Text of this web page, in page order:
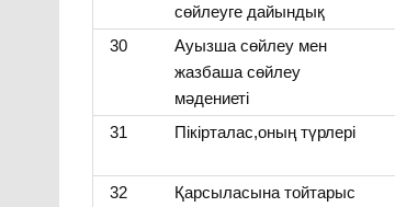
сөйлеуге дайындық
30
Ауызша сөйлеу мен
жазбаша сөйлеу
мәдениеті
31 Пікірталас,оның түрлері
32
Қарсыласына тойтарыс